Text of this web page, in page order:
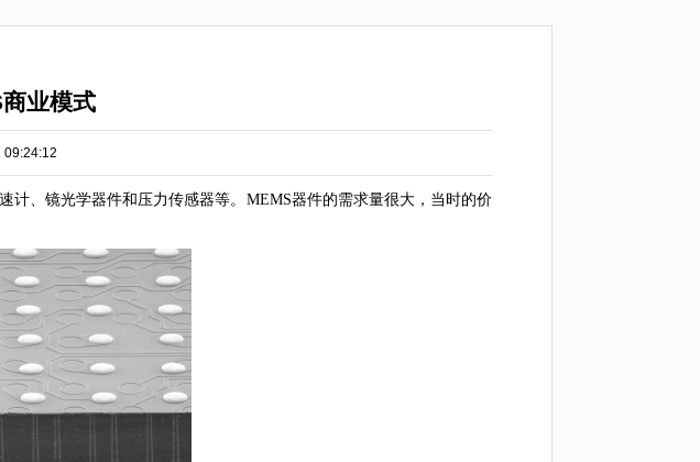
业模式
09:24:12
计、镜光学器件和压力传感器等。MEMS器件的需求量很大，当时的价